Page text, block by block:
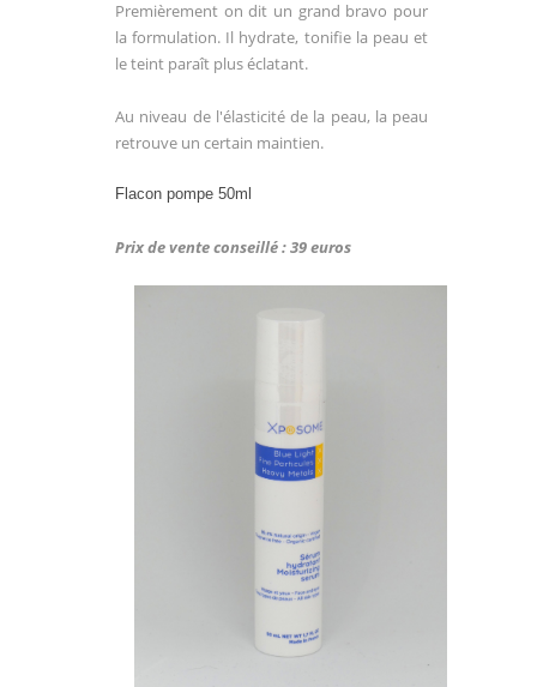
Premièrement on dit un grand bravo pour
la formulation. Il hydrate, tonifie la peau et
le teint paraît plus éclatant.
Au niveau de l'élasticité de la peau, la peau
retrouve un certain maintien.
Flacon pompe 50ml
Prix de vente conseillé : 39 euros